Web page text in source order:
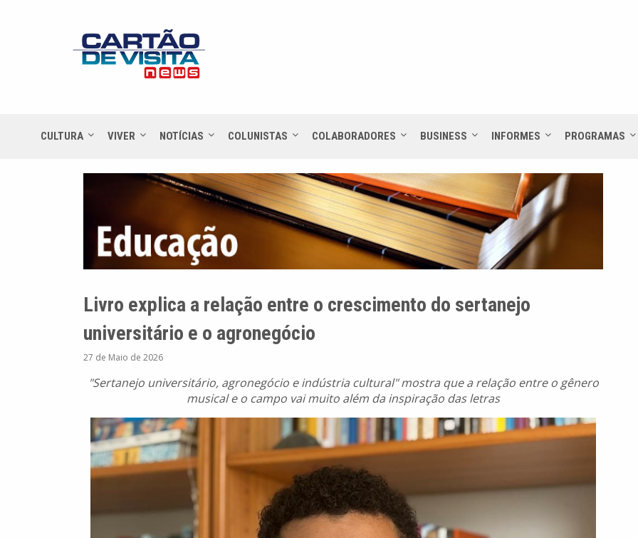
CULTURA VIVER NOTÍCIAS COLUNISTAS COLABORADORES BUSINESS INFORMES PROGRAMAS
Livro explica a relação entre o crescimento do sertanejo
universitário e o agronegócio
27 de Maio de 2026
"Sertanejo universitário, agronegócio e indústria cultural" mostra que a relação entre o gênero
musical e o campo vai muito além da inspiração das letras